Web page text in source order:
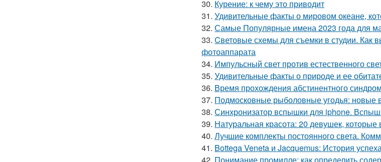
30. Курение: к чему это приводит
31. Удивительные факты о мировом океане,
32. Самые Популярные имена 2023 года для
33. Cветовые схемы для съемки в студии. Как
фотоаппарата
34. Импульсный свет против естественного
35. Удивительные факты о природе и ее
36. Время прохождения абстинентного
37. Подмосковные рыболовные угодья: новые
38. Синхронизатор вспышки для iphone.
39. Натуральная красота: 20 девушек,
40. Лучшие комплекты постоянного света.
41. Bottega Veneta и Jacquemus: История